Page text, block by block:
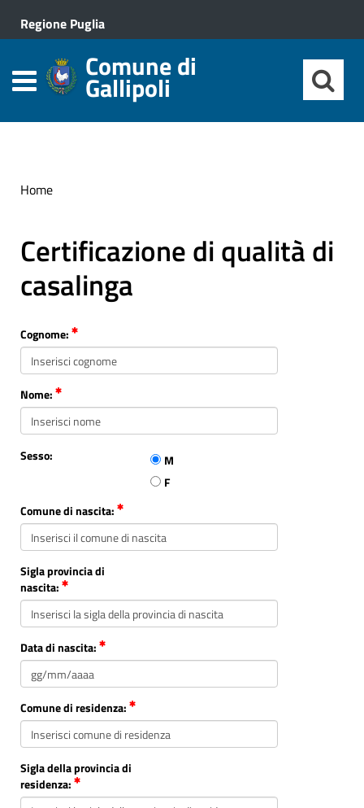
Regione Puglia
Comune di
Gallipoli
Home
Certificazione di qualità di
casalinga
Cognome:
Nome:
Sesso:
M
F
Comune di nascita:
Sigla provincia di
nascita:
Data di nascita:
Comune di residenza:
Sigla della provincia di
residenza: